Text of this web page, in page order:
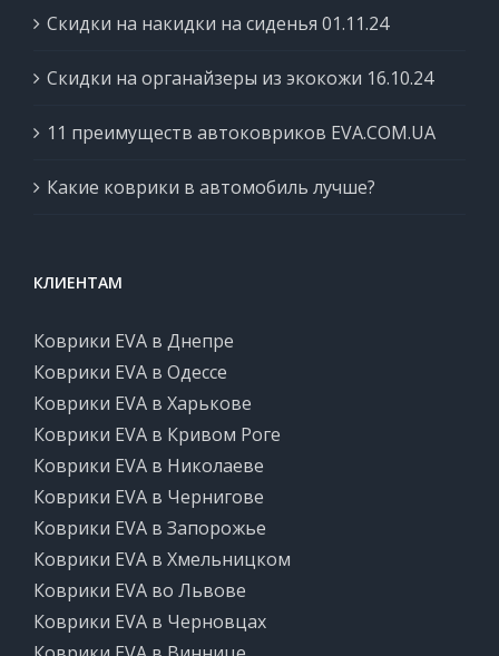
Скидки на накидки на сиденья 01.11.24
Скидки на органайзеры из экокожи 16.10.24
11 преимуществ автоковриков EVA.COM.UA
Какие коврики в автомобиль лучше?
КЛИЕНТАМ
Коврики EVA в Днепре
Коврики EVA в Одессе
Коврики EVA в Харькове
Коврики EVA в Кривом Роге
Коврики EVA в Николаеве
Коврики EVA в Чернигове
Коврики EVA в Запорожье
Коврики EVA в Хмельницком
Коврики EVA во Львове
Коврики EVA в Черновцах